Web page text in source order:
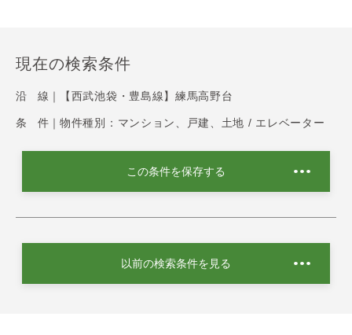
現在の検索条件
沿 線｜ 【西武池袋・豊島線】練馬高野台
条 件｜ 物件種別：マンション、戸建、土地 / エレベーター
この条件を保存する
以前の検索条件を見る